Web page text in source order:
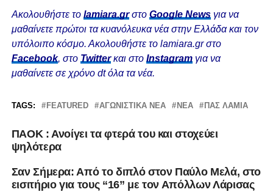
Ακολουθήστε το lamiara.grστο Google Newsγια να
μαθαίνετε πρώτοι τα κυανόλευκα νέα στην Ελλάδα και τον
υπόλοιπο κόσμο. Ακολουθήστε το lamiara.gr στο
Facebook, στο Twitterκαι στο Instagram για να
μαθαίνετε σε χρόνο dt όλα τα νέα.
TAGS: FEATURED ΑΓΩΝΙΣΤΙΚΆ ΝΈΑ ΝΈΑ ΠΑΣ ΛΑΜΙΑ
ΠΑΟΚ : Ανοίγει τα φτερά του και στοχεύει
ψηλότερα
Σαν Σήμερα: Από το διπλό στον Παύλο Μελά, στο
εισιτήριο για τους “16” με τον Απόλλων Λάρισας